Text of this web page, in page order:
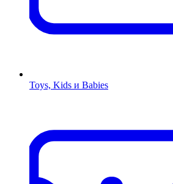
Toys, Kids и Babies